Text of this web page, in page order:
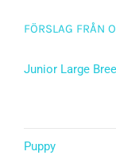
FÖRSLAG FRÅN
Junior Large
Puppy